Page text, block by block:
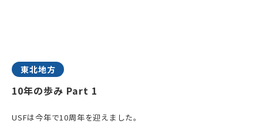
東北地方
10年の歩み Part 1
USFは今年で10周年を迎えました。